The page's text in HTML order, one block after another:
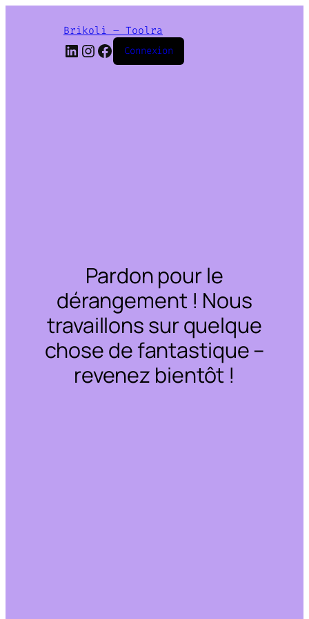
Brikoli – Toolra
LinkedIn
Instagram
Facebook
Connexion
Pardon pour le
dérangement ! Nous
travaillons sur quelque
chose de fantastique –
revenez bientôt !